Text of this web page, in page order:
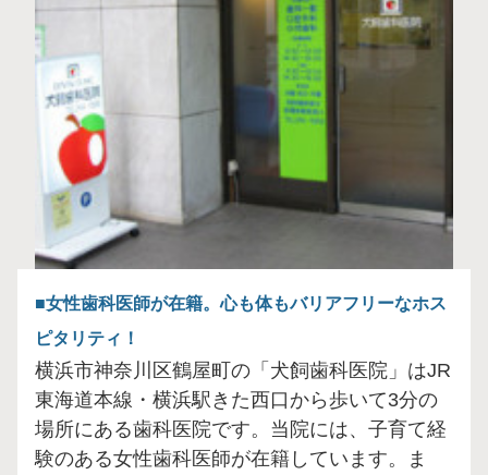
女性歯科医師が在籍。心も体もバリアフリーなホス
ピタリティ！
横浜市神奈川区鶴屋町の「犬飼歯科医院」はJR
東海道本線・横浜駅きた西口から歩いて3分の
場所にある歯科医院です。当院には、子育て経
験のある女性歯科医師が在籍しています。ま